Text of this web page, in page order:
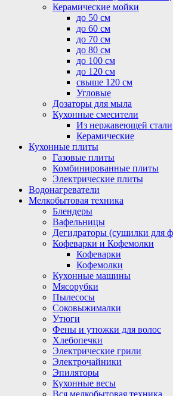
Керамические мойки
до 50 см
до 60 см
до 70 см
до 80 см
до 100 см
до 120 см
свыше 120 см
Угловые
Дозаторы для мыла
Кухонные смесители
Из нержавеющей стали
Керамические
Кухонные плиты
Газовые плиты
Комбинированные плиты
Электрические плиты
Водонагреватели
Мелкобытовая техника
Блендеры
Вафельницы
Дегидраторы (сушилки для
Кофеварки и Кофемолки
Кофеварки
Кофемолки
Кухонные машины
Мясорубки
Пылесосы
Соковыжималки
Утюги
Фены и утюжки для волос
Хлебопечки
Электрические грили
Электрочайники
Эпиляторы
Кухонные весы